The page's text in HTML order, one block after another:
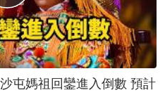
屯媽祖回鑾進入倒數 預計